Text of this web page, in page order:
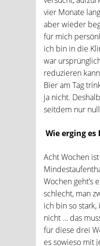
vier Monate
aber wieder
für mich
ich bin in die
war
reduzieren
Bier am Tag
ja nicht.
seitdem nur
Wie erging
Acht Wochen
Wochen geht’s
schlecht, man
ich bin so
nicht … das
für diese drei
es sowieso mit